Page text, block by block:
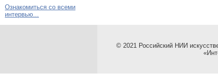
Ознакомиться со всеми
интервью...
© 2021 Российский НИИ